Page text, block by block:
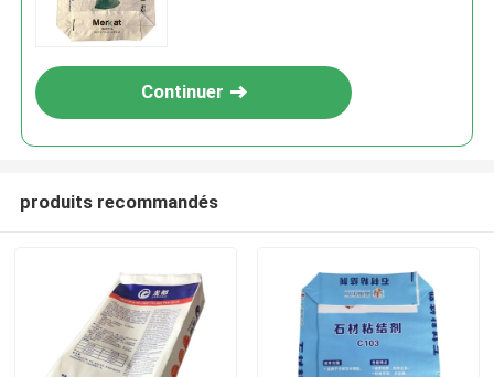
Continuer
produits recommandés